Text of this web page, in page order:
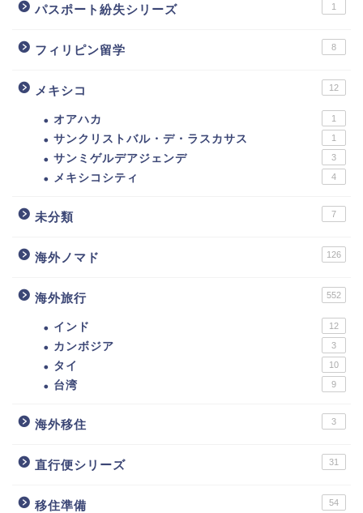
パスポート紛失シリーズ 1
フィリピン留学 8
メキシコ 12
オアハカ 1
サンクリストバル・デ・ラスカサス 1
サンミゲルデアジェンデ 3
メキシコシティ 4
未分類 7
海外ノマド 126
海外旅行 552
インド 12
カンボジア 3
タイ 10
台湾 9
海外移住 3
直行便シリーズ 31
移住準備 54